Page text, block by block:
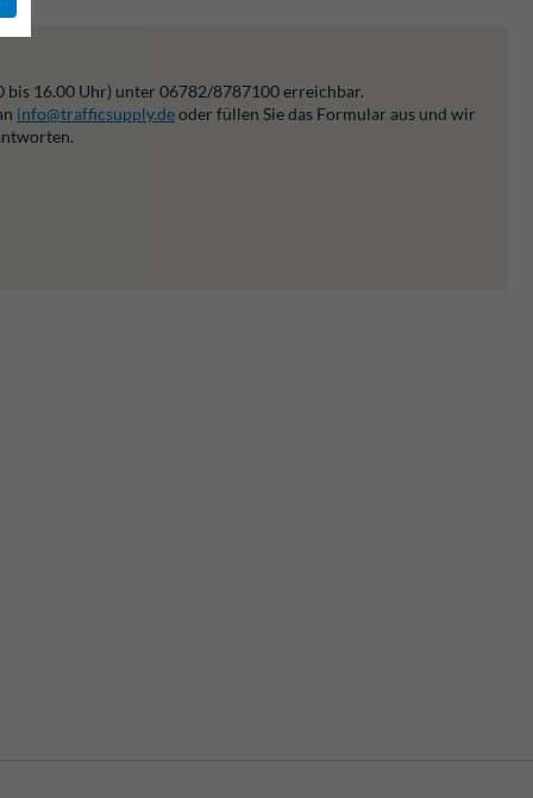
bis 16.00 Uhr) unter 06782/8787100 erreichbar.
info@trafficsupply.deoder füllen Sie das Formular aus und wir